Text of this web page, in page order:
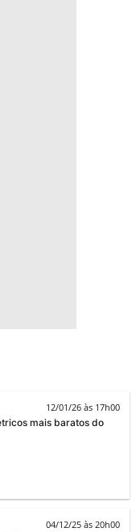
12/01/26 às 17h00
mais baratos do
04/12/25 às 20h00